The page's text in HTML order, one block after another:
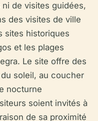
de visites guidées,
des visites de ville
sites historiques
et les plages
Le site offre des
soleil, au coucher
nocturne
soient invités à
de sa proximité